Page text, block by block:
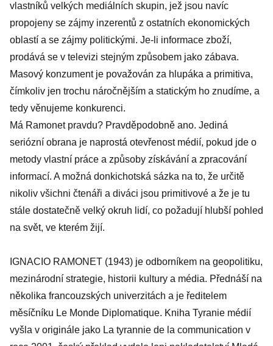
vlastníků velkých mediálních skupin, jež jsou navíc
propojeny se zájmy inzerentů z ostatních ekonomických
oblastí a se zájmy politickými. Je-li informace zboží,
prodává se v televizi stejným způsobem jako zábava.
Masový konzument je považován za hlupáka a primitiva,
čímkoliv jen trochu náročnějším a statickým ho znudíme, a
tedy věnujeme konkurenci.
Má Ramonet pravdu? Pravděpodobně ano. Jediná
seriózní obrana je naprostá otevřenost médií, pokud jde o
metody vlastní práce a způsoby získávání a zpracování
informací. A možná donkichotská sázka na to, že určitě
nikoliv všichni čtenáři a diváci jsou primitivové a že je tu
stále dostatečně velký okruh lidí, co požadují hlubší pohled
na svět, ve kterém žijí.
IGNACIO RAMONET (1943) je odborníkem na geopolitiku,
mezinárodní strategie, historii kultury a média. Přednáší na
několika francouzských univerzitách a je ředitelem
měsíčníku Le Monde Diplomatique. Kniha Tyranie médií
vyšla v originále jako La tyrannie de la communication v